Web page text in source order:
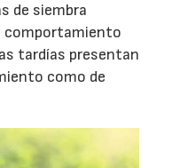
de siembra
comportamiento
tardías presentan
como de